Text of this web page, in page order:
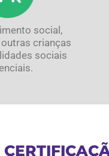
social,
crianças
sociais